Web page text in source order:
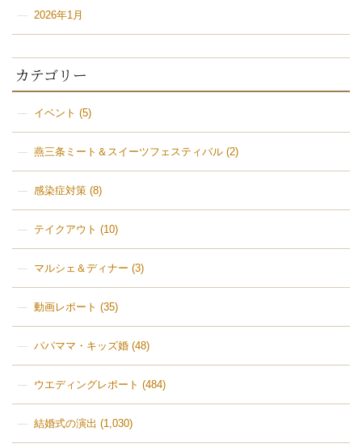
2026年1月
カテゴリー
イベント (5)
燕三条ミート＆スイーツフェスティバル(2)
感染症対策(8)
テイクアウト (10)
マルシェ＆ディナー (3)
動画レポート (35)
パパママ・キッズ婚(48)
ウエディングレポート (484)
結婚式の演出 (1,030)